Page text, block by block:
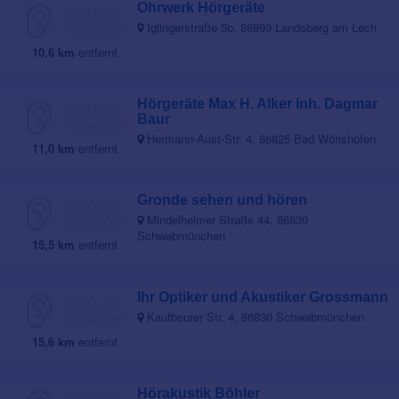
10,6 km entfernt
Ohrwerk Hörgeräte
Iglingerstraße 5b, 86899 Landsberg am Lech
11,0 km entfernt
Hörgeräte Max H. Alker Inh. Dagmar
Baur
Hermann-Aust-Str. 4, 86825 Bad Wörishofen
15,5 km entfernt
Gronde sehen und hören
Mindelheimer Straße 44, 86830
Schwabmünchen
15,6 km entfernt
Ihr Optiker und Akustiker Grossmann
Kaufbeurer Str. 4, 86830 Schwabmünchen
Hörakustik Böhler